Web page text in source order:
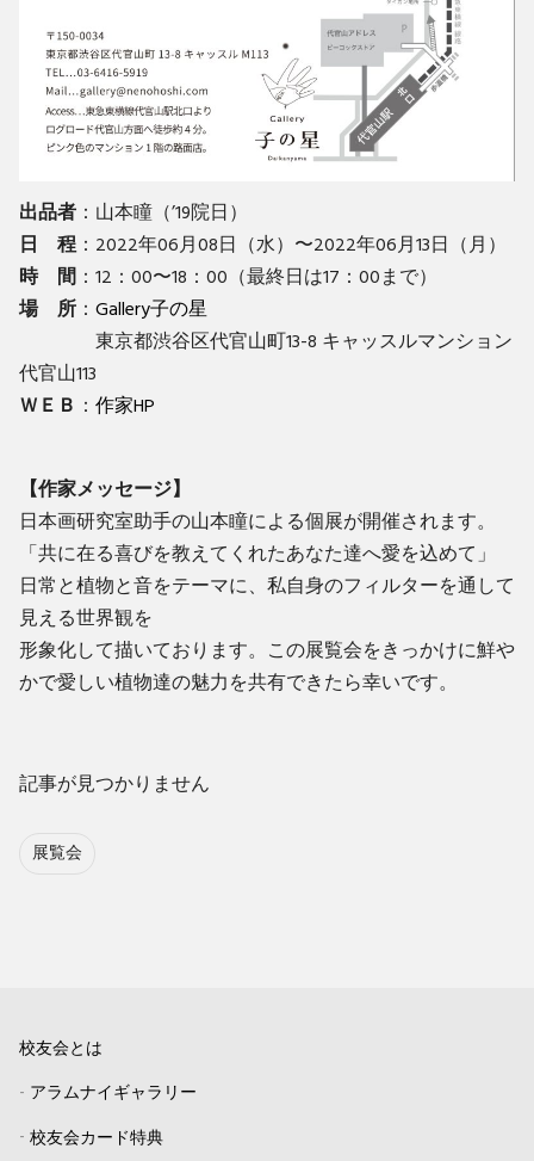
出品者 ：山本瞳（’19院日）
日 程：2022年06月08日（水）〜2022年06月13日（月）
時 間 ：12：00〜18：00（最終日は17：00まで）
場 所 ： Gallery子の星
東京都渋谷区代官山町13-8 キャッスルマンション
代官山113
ＷＥＢ ： 作家HP
【作家メッセージ】
日本画研究室助手の山本瞳による個展が開催されます。
「共に在る喜びを教えてくれたあなた達へ愛を込めて」
日常と植物と音をテーマに、私自身のフィルターを通して
見える世界観を
形象化して描いております。この展覧会をきっかけに鮮や
かで愛しい植物達の魅力を共有できたら幸いです。
記事が見つかりません
展覧会
校友会とは
- アラムナイギャラリー
- 校友会カード特典